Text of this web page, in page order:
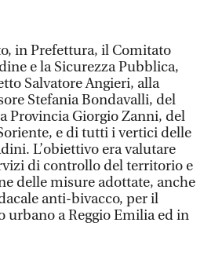
in Prefettura, il Comitato
e la Sicurezza Pubblica,
Salvatore Angieri, alla
Stefania Bondavalli, del
Provincia Giorgio Zanni, del
e di tutti i vertici delle
L’obiettivo era valutare
di controllo del territorio e
delle misure adottate, anche
anti-bivacco, per il
urbano a Reggio Emilia ed in